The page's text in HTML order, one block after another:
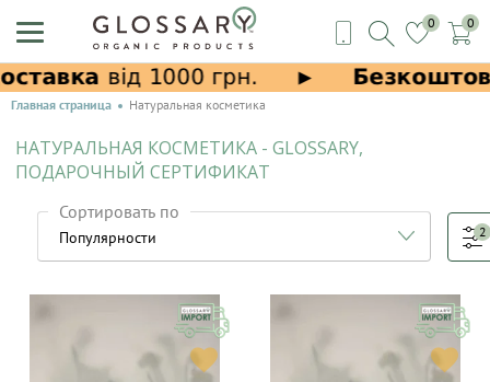
0 0
Главная страница Натуральная косметика
НАТУРАЛЬНАЯ КОСМЕТИКА - GLOSSARY,
ПОДАРОЧНЫЙ СЕРТИФИКАТ
Сортировать по
2